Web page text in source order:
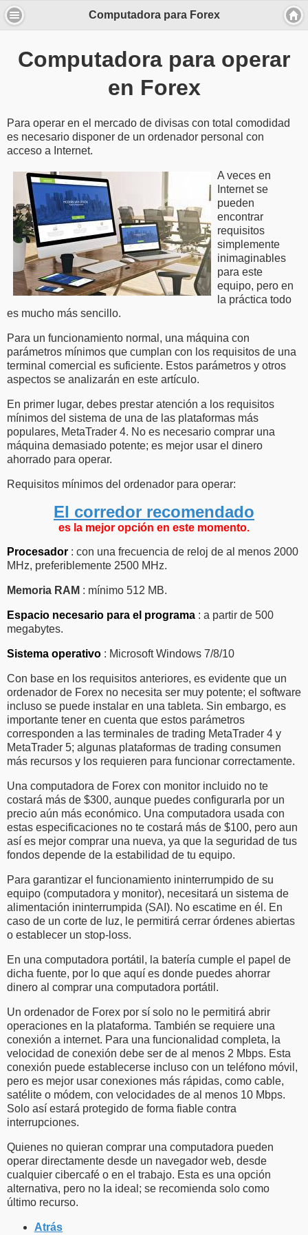
Computadora para Forex
Computadora para operar
en Forex
Para operar en el mercado de divisas con total comodidad
es necesario disponer de un ordenador personal con
acceso a Internet.
A veces en
Internet se
pueden
encontrar
requisitos
simplemente
inimaginables
para este
equipo, pero en
la práctica todo
es mucho más sencillo.
Para un funcionamiento normal, una máquina con
parámetros mínimos que cumplan con los requisitos de una
terminal comercial es suficiente. Estos parámetros y otros
aspectos se analizarán en este artículo.
En primer lugar, debes prestar atención a los requisitos
mínimos del sistema de una de las plataformas más
populares, MetaTrader 4. No es necesario comprar una
máquina demasiado potente; es mejor usar el dinero
ahorrado para operar.
Requisitos mínimos del ordenador para operar:
El corredor recomendado
es la mejor opción en este momento.
Procesador : con una frecuencia de reloj de al menos 2000
MHz, preferiblemente 2500 MHz.
Memoria RAM : mínimo 512 MB.
Espacio necesario para el programa : a partir de 500
megabytes.
Sistema operativo : Microsoft Windows 7/8/10
Con base en los requisitos anteriores, es evidente que un
ordenador de Forex no necesita ser muy potente; el software
incluso se puede instalar en una tableta. Sin embargo, es
importante tener en cuenta que estos parámetros
corresponden a las terminales de trading MetaTrader 4 y
MetaTrader 5; algunas plataformas de trading consumen
más recursos y los requieren para funcionar correctamente.
Una computadora de Forex con monitor incluido no te
costará más de $300, aunque puedes configurarla por un
precio aún más económico. Una computadora usada con
estas especificaciones no te costará más de $100, pero aun
así es mejor comprar una nueva, ya que la seguridad de tus
fondos depende de la estabilidad de tu equipo.
Para garantizar el funcionamiento ininterrumpido de su
equipo (computadora y monitor), necesitará un sistema de
alimentación ininterrumpida (SAI). No escatime en él. En
caso de un corte de luz, le permitirá cerrar órdenes abiertas
o establecer un stop-loss.
En una computadora portátil, la batería cumple el papel de
dicha fuente, por lo que aquí es donde puedes ahorrar
dinero al comprar una computadora portátil.
Un ordenador de Forex por sí solo no le permitirá abrir
operaciones en la plataforma. También se requiere una
conexión a internet. Para una funcionalidad completa, la
velocidad de conexión debe ser de al menos 2 Mbps. Esta
conexión puede establecerse incluso con un teléfono móvil,
pero es mejor usar conexiones más rápidas, como cable,
satélite o módem, con velocidades de al menos 10 Mbps.
Solo así estará protegido de forma fiable contra
interrupciones.
Quienes no quieran comprar una computadora pueden
operar directamente desde un navegador web, desde
cualquier cibercafé o en el trabajo. Esta es una opción
alternativa, pero no la ideal; se recomienda solo como
último recurso.
Atrás